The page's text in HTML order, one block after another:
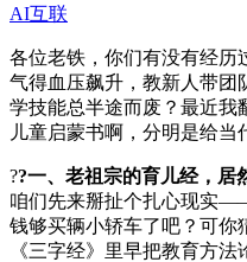
AI互联
各位老铁，你们有没有经历
气得血压飙升，教新人带团
学技能总半途而废？最近我
儿童启蒙书啊，分明是给当
??一、老祖宗的育儿经，居
咱们先来掰扯个扎心现实
钱够买辆小轿车了吧？可你
《三字经》里早把教育方